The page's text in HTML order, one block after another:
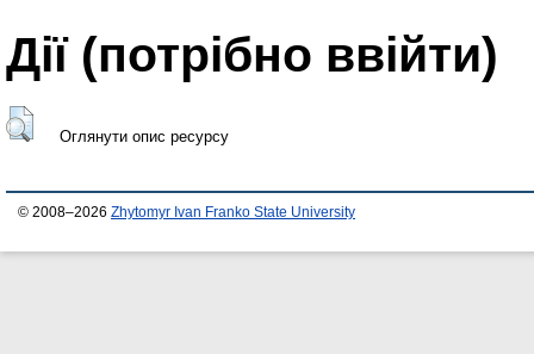
Дії ​​(потрібно ввійти)
Оглянути опис ресурсу
© 2008–2026 Zhytomyr Ivan Franko State University